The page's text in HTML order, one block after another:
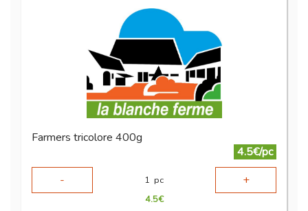
Farmers tricolore 400g
4.5€/pc
-
1 pc +
4.5€